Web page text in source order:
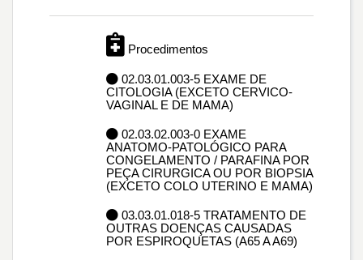
Procedimentos
02.03.01.003-5 EXAME DE
CITOLOGIA (EXCETO CERVICO-
VAGINAL E DE MAMA)
02.03.02.003-0 EXAME
ANATOMO-PATOLÓGICO PARA
CONGELAMENTO / PARAFINA POR
PEÇA CIRURGICA OU POR BIOPSIA
(EXCETO COLO UTERINO E MAMA)
03.03.01.018-5 TRATAMENTO DE
OUTRAS DOENÇAS CAUSADAS
POR ESPIROQUETAS (A65 A A69)